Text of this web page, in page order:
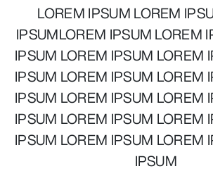
LOREM IPSUM LOREM
IPSUMLOREM IPSUM LOREM
IPSUM LOREM IPSUM LOREM
IPSUM LOREM IPSUM LOREM
IPSUM LOREM IPSUM LOREM
IPSUM LOREM IPSUM LOREM
IPSUM LOREM IPSUM LOREM
IPSUM